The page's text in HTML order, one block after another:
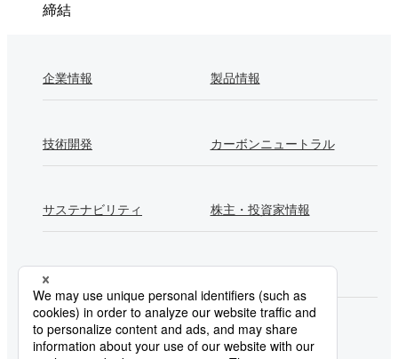
締結
企業情報 製品情報
技術開発 カーボンニュートラル
サステナビリティ 株主・投資家情報
採用情報
製鉄所一覧